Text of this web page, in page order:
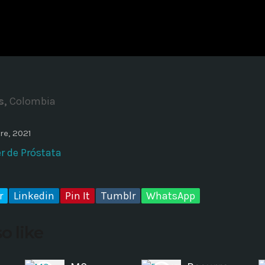
Time
Colombia
2021
de Próstata
Linkedin Pin It Tumblr WhatsApp